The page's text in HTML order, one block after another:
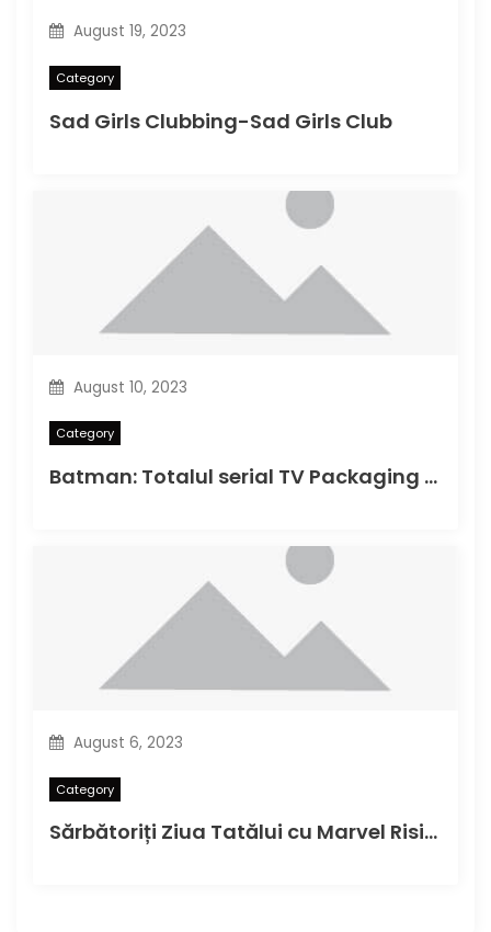
August 19, 2023
Category
Sad Girls Clubbing-Sad Girls Club
August 10, 2023
Category
Batman: Totalul serial TV Packaging Photos
August 6, 2023
Category
Sărbătoriți Ziua Tatălui cu Marvel Rising Alpha#1 în această duminică